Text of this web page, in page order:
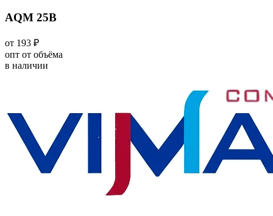
AQM 25В
от 193 ₽
опт от объёма
в наличии